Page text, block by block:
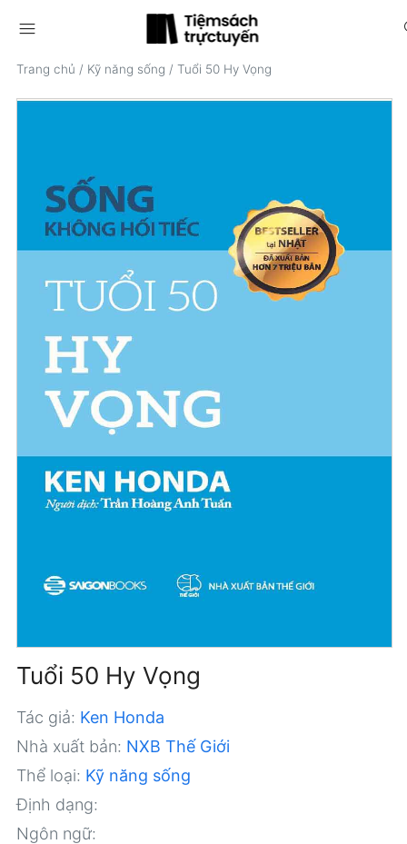
menu
Trang chủ / Kỹ năng sống / Tuổi 50 Hy Vọng
Tuổi 50 Hy Vọng
Tác giả: Ken Honda
Nhà xuất bản: NXB Thế Giới
Thể loại: Kỹ năng sống
Định dạng:
Ngôn ngữ: